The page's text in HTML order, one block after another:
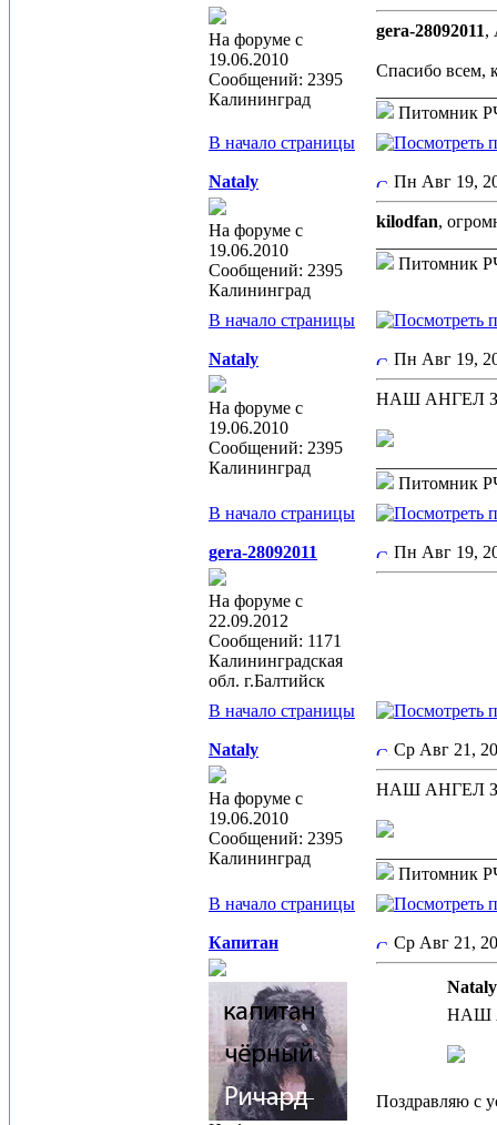
На форуме с
19.06.2010
Сообщений: 2395
Калининград
gera-28092011,
Спасибо всем,
Питомник
В начало страницы
Nataly
На форуме с
19.06.2010
Сообщений: 2395
Калининград
Пн Авг 19,
kilodfan,
Питомник
В начало страницы
Nataly
На форуме с
19.06.2010
Сообщений: 2395
Калининград
Пн Авг 19,
НАШ АНГЕЛ
Питомник
В начало страницы
gera-28092011
На форуме с
22.09.2012
Сообщений: 1171
Калининградская
обл. г.Балтийск
Пн Авг 19,
В начало страницы
Nataly
На форуме с
19.06.2010
Сообщений: 2395
Калининград
Ср Авг 21,
НАШ АНГЕЛ
Питомник
В начало страницы
Капитан Ср Авг 21,
НАШ
Поздравляю с